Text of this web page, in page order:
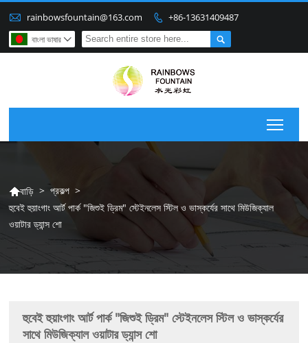
 rainbowsfountain@163.com  +86-13631409487

বাংলা ভাষার 
বাড়ি > প্রকল্প >
হুবেই হুয়াংগাং আর্ট পার্ক "জিশুই ড্রিম" স্টেইনলেস স্টিল ও ভাস্কর্যের সাথে মিউজিক্যাল
ওয়াটার ড্যান্স শো
হুবেই হুয়াংগাং আর্ট পার্ক "জিশুই ড্রিম" স্টেইনলেস স্টিল ও ভাস্কর্যের
সাথে মিউজিক্যাল ওয়াটার ড্যান্স শো